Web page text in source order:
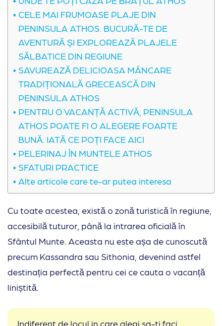
CELE MAI FRUMOASE PLAJE DIN
PENINSULA ATHOS. BUCURĂ-TE DE
AVENTURĂ ȘI EXPLOREAZĂ PLAJELE
SĂLBATICE DIN REGIUNE
SAVUREAZĂ DELICIOASA MÂNCARE
TRADIȚIONALĂ GRECEASCĂ DIN
PENINSULA ATHOS
PENTRU O VACANȚĂ ACTIVĂ, PENINSULA
ATHOS POATE FI O ALEGERE FOARTE
BUNĂ. IATĂ CE POȚI FACE AICI
PELERINAJ ÎN MUNTELE ATHOS
SFATURI PRACTICE
Alte articole care te-ar putea interesa
Cu toate acestea, există o zonă turistică în regiune,
accesibilă tuturor, până la intrarea oficială în
Sfântul Munte. Aceasta nu este așa de cunoscută
precum Kassandra sau Sithonia, devenind astfel
destinația perfectă pentru cei ce cauta o vacanță
liniștită.
Indiferent de locul in care alegi sa-ti faci